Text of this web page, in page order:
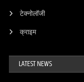
टेक्नोलॉजी
क्राइम
LATEST NEWS